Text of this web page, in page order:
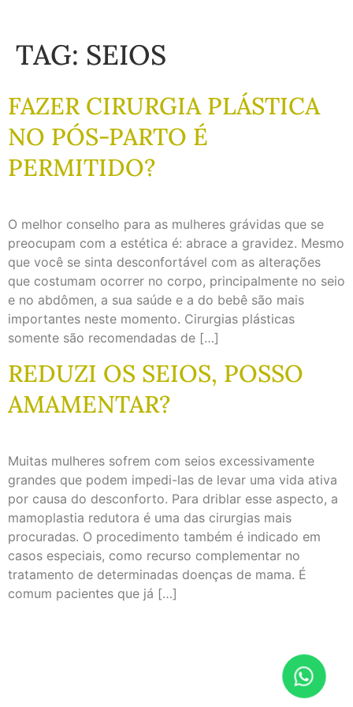
TAG: SEIOS
FAZER CIRURGIA PLÁSTICA
NO PÓS-PARTO É
PERMITIDO?
O melhor conselho para as mulheres grávidas que se
preocupam com a estética é: abrace a gravidez. Mesmo
que você se sinta desconfortável com as alterações
que costumam ocorrer no corpo, principalmente no seio
e no abdômen, a sua saúde e a do bebê são mais
importantes neste momento. Cirurgias plásticas
somente são recomendadas de […]
REDUZI OS SEIOS, POSSO
AMAMENTAR?
Muitas mulheres sofrem com seios excessivamente
grandes que podem impedi-las de levar uma vida ativa
por causa do desconforto. Para driblar esse aspecto, a
mamoplastia redutora é uma das cirurgias mais
procuradas. O procedimento também é indicado em
casos especiais, como recurso complementar no
tratamento de determinadas doenças de mama. É
comum pacientes que já […]